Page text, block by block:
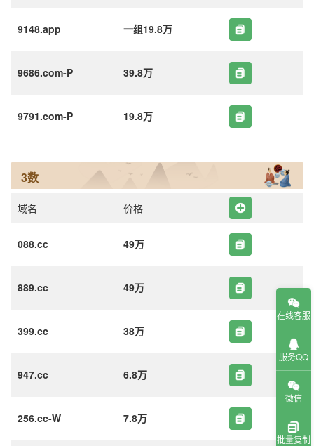
9148.app 一组19.8万
9686.com-P 39.8万
9791.com-P 19.8万
3数
域名 价格
088.cc 49万
889.cc 49万
399.cc 38万
947.cc 6.8万
256.cc-W 7.8万
在线客服
服务QQ
微信
批量复制